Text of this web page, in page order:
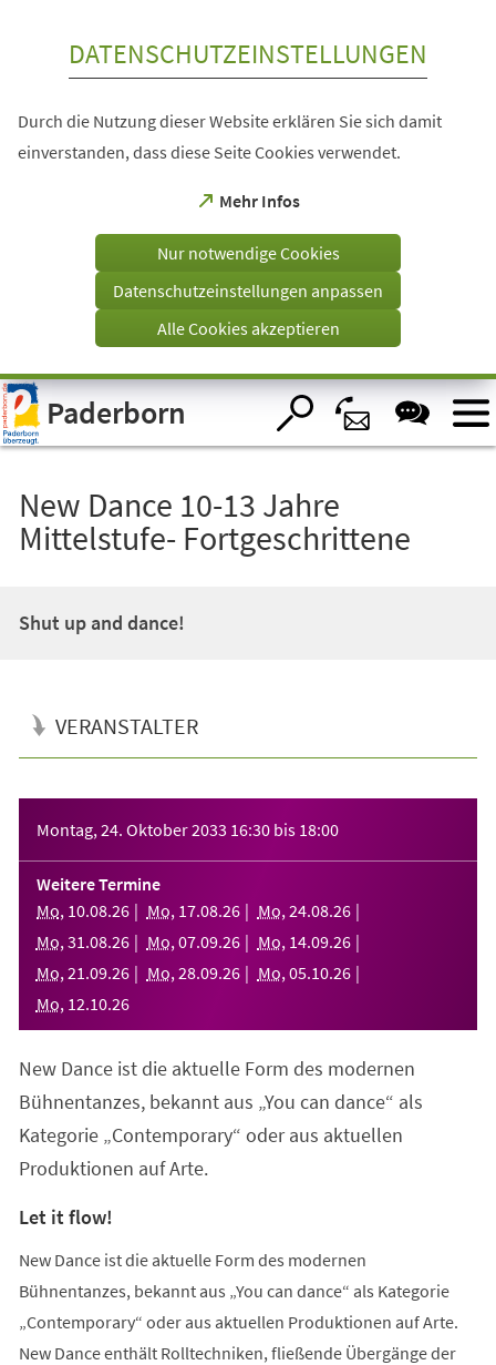
Visuelle
Assistenzsoftware
öffnen.
DATENSCHUTZEINSTELLUNGEN
Durch die Nutzung dieser Website erklären Sie sich damit
einverstanden, dass diese Seite Cookies verwendet.
Mehr Infos
(Öffnet
einem
Tab)
Nur notwendige Cookies
Datenschutzeinstellungen anpassen
Alle Cookies akzeptieren
Paderborn
New Dance 10-13 Jahre
Mittelstufe- Fortgeschrittene
Shut up and dance!
VERANSTALTER
Montag, 24. Oktober 2033 16:30 bis 18:00
Weitere Termine
Mo, 10.08.26 Mo, 17.08.26 Mo, 24.08.26
Mo, 31 .08.26 Mo, 07.09.26 Mo, 14.09.26
Mo, 21 .09.26 Mo, 28.09.26 Mo, 05.10.26
Mo, 12.10.26
New Dance ist die aktuelle Form des modernen
Bühnentanzes, bekannt aus „You can dance“ als
Kategorie „Contemporary“ oder aus aktuellen
Produktionen auf Arte.
Let it flow!
New Dance ist die aktuelle Form des modernen
Bühnentanzes, bekannt aus „You can dance“ als Kategorie
„Contemporary“ oder aus aktuellen Produktionen auf Arte.
New Dance enthält Rolltechniken, fließende Übergänge der